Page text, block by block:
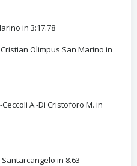
in 3:17.78
Olimpus San Marino in
A.-Di Cristoforo M. in
in 8.63